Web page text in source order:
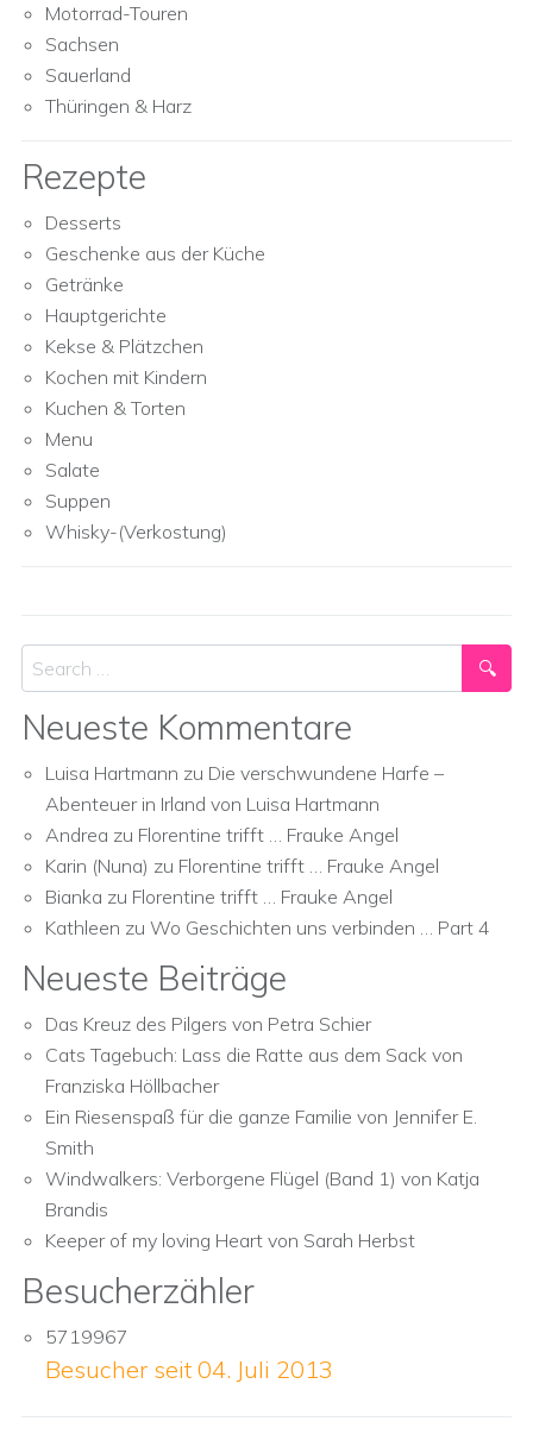
Motorrad-Touren
Sachsen
Sauerland
Thüringen & Harz
Rezepte
Desserts
Geschenke aus der Küche
Getränke
Hauptgerichte
Kekse & Plätzchen
Kochen mit Kindern
Kuchen & Torten
Menu
Salate
Suppen
Whisky-(Verkostung)
Search
Neueste Kommentare
Luisa Hartmann zu Die verschwundene Harfe –
Abenteuer in Irland von Luisa Hartmann
Andrea zu Florentine trifft … Frauke Angel
Karin (Nuna) zu Florentine trifft … Frauke Angel
Bianka zu Florentine trifft … Frauke Angel
Kathleen zu Wo Geschichten uns verbinden … Part 4
Neueste Beiträge
Das Kreuz des Pilgers von Petra Schier
Cats Tagebuch: Lass die Ratte aus dem Sack von
Franziska Höllbacher
Ein Riesenspaß für die ganze Familie von Jennifer E.
Smith
Windwalkers: Verborgene Flügel (Band 1) von Katja
Brandis
Keeper of my loving Heart von Sarah Herbst
Besucherzähler
5719967
Besucher seit 04. Juli 2013